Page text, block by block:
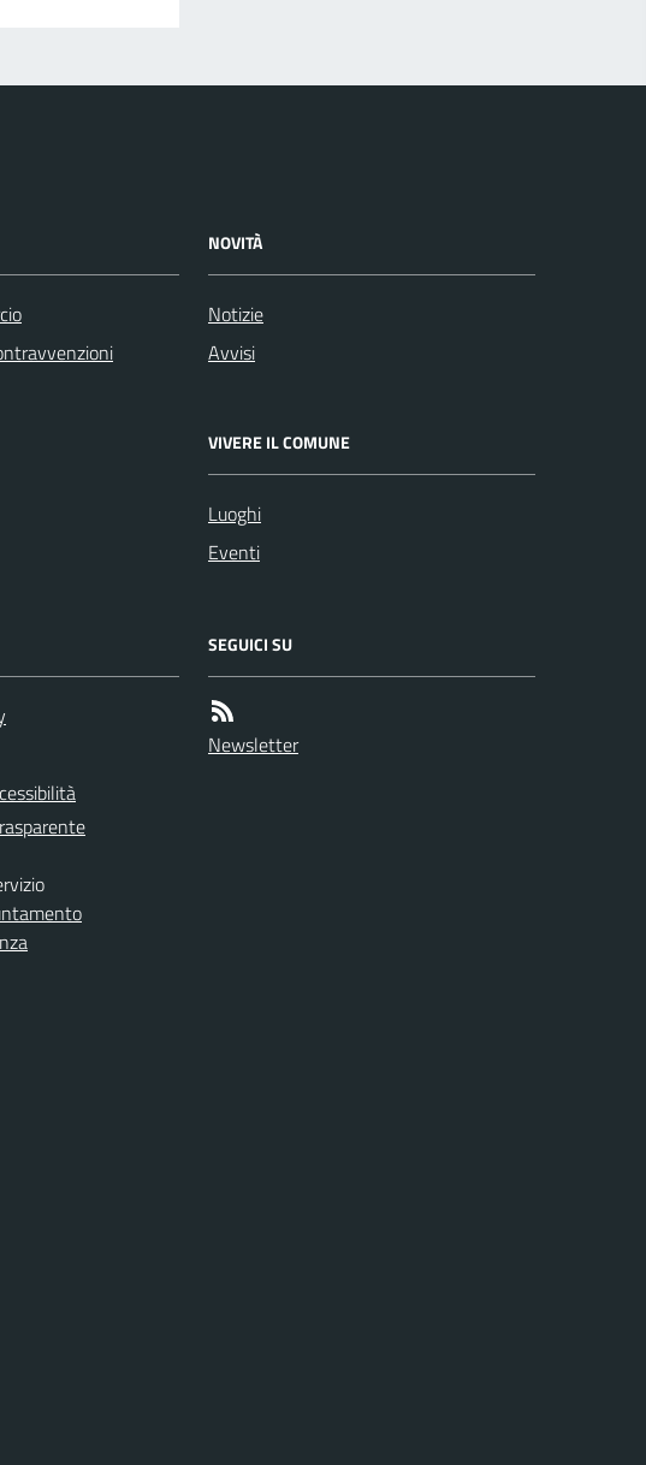
NOVITÀ
Notizie
Avvisi
VIVERE IL COMUNE
Luoghi
Eventi
SEGUICI SU
Newsletter